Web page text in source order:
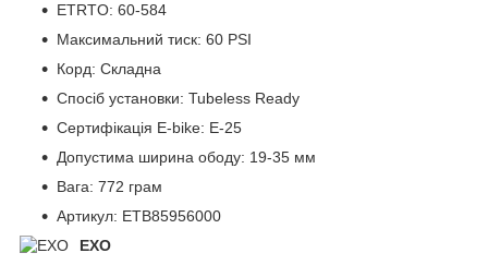
ETRTO: 60-584
Максимальний тиск: 60 PSI
Корд: Складна
Спосіб установки: Tubeless Ready
Сертифікація E-bike: E-25
Допустима ширина ободу: 19-35 мм
Вага: 772 грам
Артикул: ETB85956000
EXO